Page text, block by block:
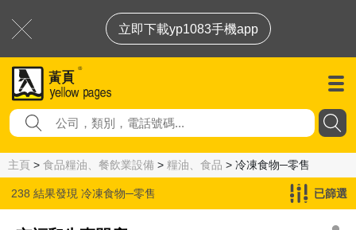
立即下載yp1083手機app
主頁 > 食品糧油、餐飲業設備 > 糧油、食品 > 冷凍食物─零售
238 結果發現 冷凍食物─零售 已篩選